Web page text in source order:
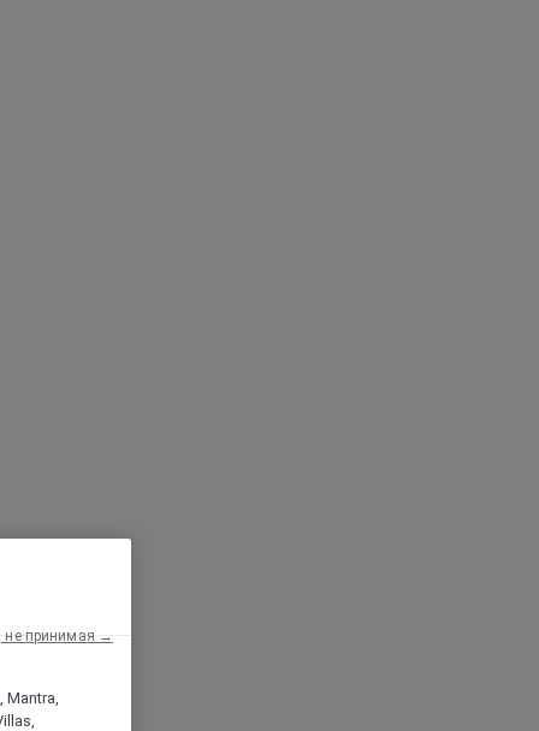
Mantra,
не принимая →